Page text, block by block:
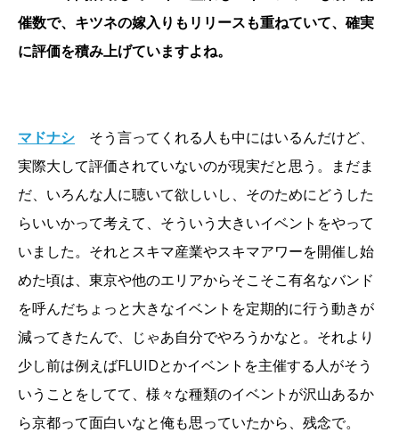
催数で、キツネの嫁入りもリリースも重ねていて、確実
に評価を積み上げていますよね。
マドナシ
そう言ってくれる人も中にはいるんだけど、
実際大して評価されていないのが現実だと思う。まだま
だ、いろんな人に聴いて欲しいし、そのためにどうした
らいいかって考えて、そういう大きいイベントをやって
いました。それとスキマ産業やスキマアワーを開催し始
めた頃は、東京や他のエリアからそこそこ有名なバンド
を呼んだちょっと大きなイベントを定期的に行う動きが
減ってきたんで、じゃあ自分でやろうかなと。それより
少し前は例えばFLUIDとかイベントを主催する人がそう
いうことをしてて、様々な種類のイベントが沢山あるか
ら京都って面白いなと俺も思っていたから、残念で。